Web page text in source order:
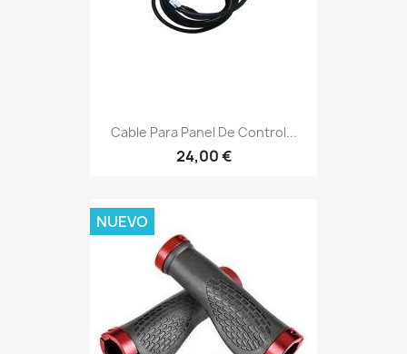
Cable Para Panel De Control...
24,00 €
NUEVO